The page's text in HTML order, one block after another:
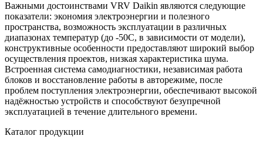
Важными достоинствами VRV Daikin являются следующие
показатели: экономия электроэнергии и полезного
пространства, возможность эксплуатации в различных
диапазонах температур (до -50С, в зависимости от модели),
конструктивные особенности предоставляют широкий выбор
осуществления проектов, низкая характеристика шума.
Встроенная система самодиагностики, независимая работа
блоков и восстановление работы в авторежиме, после
проблем поступления электроэнергии, обеспечивают высокой
надёжностью устройств и способствуют безупречной
эксплуатацией в течение длительного времени.
Каталог продукции